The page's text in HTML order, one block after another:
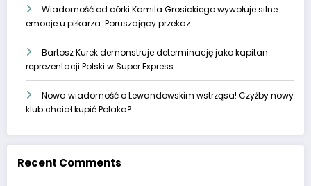
Wiadomość od córki Kamila Grosickiego wywołuje silne
emocje u piłkarza. Poruszający przekaz.
Bartosz Kurek demonstruje determinację jako kapitan
reprezentacji Polski w Super Express.
Nowa wiadomość o Lewandowskim wstrząsa! Czyżby nowy
klub chciał kupić Polaka?
Recent Comments